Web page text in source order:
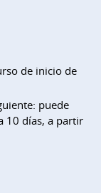
de inicio de
puede
10 días, a partir